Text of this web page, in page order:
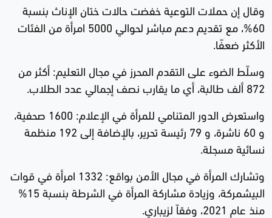
وقال إن حملات التوعية خفضت حالات ختان الإناث بنسبة
60%، مع تقديم دعم مباشر لحوالي 5000 امرأة من الفئات
الأكثر ضعفًا.
وسلّط الضوء على التقدم المحرز في مجال التعليم: أكثر من
872 ألف طالبة، أي ما يقارب نصف إجمالي عدد الطلاب.
واستعرض الدور المتنامي للمرأة في الإعلام: 1600 صحفية،
و 60 ناشرة، و 79 رئيسة تحرير، بالإضافة إلى 192 منظمة
نسائية مسجلة.
وتشارك المرأة في مجال الأمن بواقع: 1332 امرأة في قوات
البيشمركة، وزيادة مشاركة المرأة في الشرطة بنسبة 15%
منذ عام 2021، وفقاً لزيباري.